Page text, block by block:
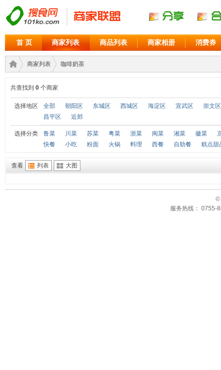
首 页 商家列表 商品列表 商家相册 消费券
商家›
商家列表
›
咖啡奶茶
共查找到 0 个商家
选择地区 全部 朝阳区 东城区 西城区 海淀区 宣武区
崇文区
昌平区
近郊
选择分类 鲁菜 川菜 苏菜 粤菜 浙菜 闽菜 湘菜 徽菜
快餐
小吃 粉面 火锅 料理 西餐 自助餐 糕点甜
查看 列表 大图
©
服务热线： 0755-